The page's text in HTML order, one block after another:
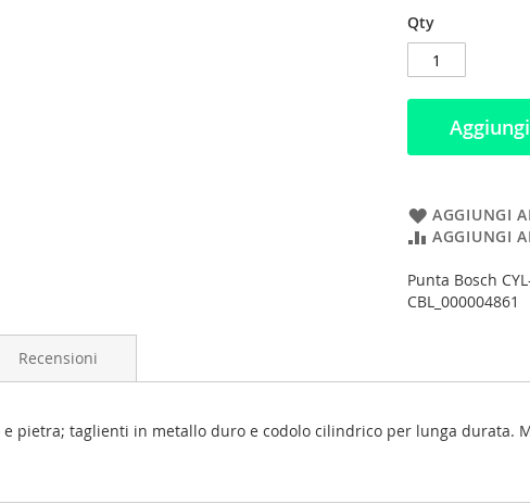
Qty
AGGIUNGI
AGGIUNGI
Punta Bosch
CBL_000004861
e pietra; taglienti in metallo duro e codolo cilindrico per lunga durata.
Recensioni